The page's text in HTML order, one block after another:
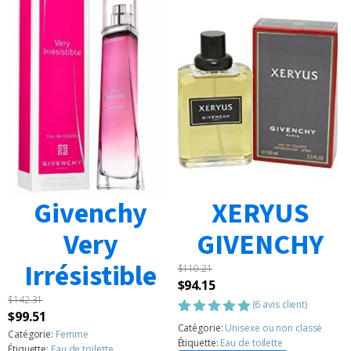
Givenchy
Very
Irrésistible
$142.31
Le
prix
$99.51
prix
Catégorie: Femme
XERYUS
GIVENCHY
$110.21
Le
prix
initial
était :
$94.15Le
prix
actuel
est :
Noté5.00
sur 5
6
(6 avis client)
Catégorie: Unisexe ou non classé
Étiquette: Eau de toilette